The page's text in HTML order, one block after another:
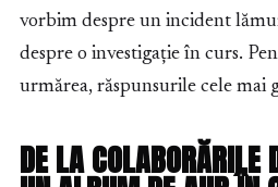
vorbim despre un incident
despre o investigație în curs.
urmărea, răspunsurile cele mai
DE LA